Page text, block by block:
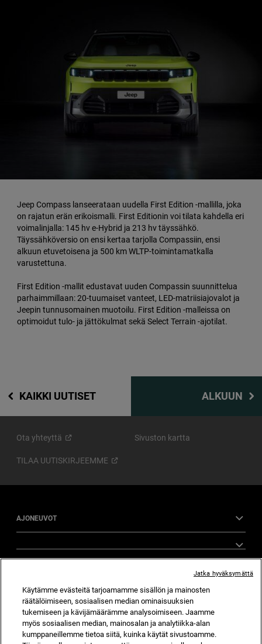
Jeep Compass lanseerataan uudella First Edition -mallilla, joka
on rajatun erän erikoismalli. First Editionin voi tilata kahdella eri
voimalinjalla: 145 hv e-Hybrid ja 213 hv täyssähkö.
Täyssähköversio on ensi kertaa tarjolla Compassiin, ensi
alkuun etuvetoisena ja 500 km WLTP-toimintamatkalla
varustettuna.
First Edition -mallit edustavat uuden Compassin suunnittelua
parhaimmillaan: 20-tuumaiset vanteet, LED-matriisiajovalot ja
Jeepin tunnusomainen muotoilu. First Edition -malleissa on
optimoidut tulo- ja jättökulmat sekä Select Terrain -ajotilat.
KAIKKI UUTISET ALKUUN
Ota yhteyttä Sivuston kartta
TILAA UUTISKIRJEEMME
AJONEUVOT
OTA YHTEYTTÄ
KYVYKKYYS
JEEP® MAAILMA
Käytämme evästeitä tarjoamamme sisällön ja mainosten
räätälöimiseen, sosiaalisen median ominaisuuksien
tukemiseen ja kävijämäärämme analysoimiseen. Jaamme
myös sosiaalisen median, mainosalan ja analytiikka-alan
kumppaneillemme tietoa siitä, kuinka käytät sivustoamme.
Jatka hyväksymättä